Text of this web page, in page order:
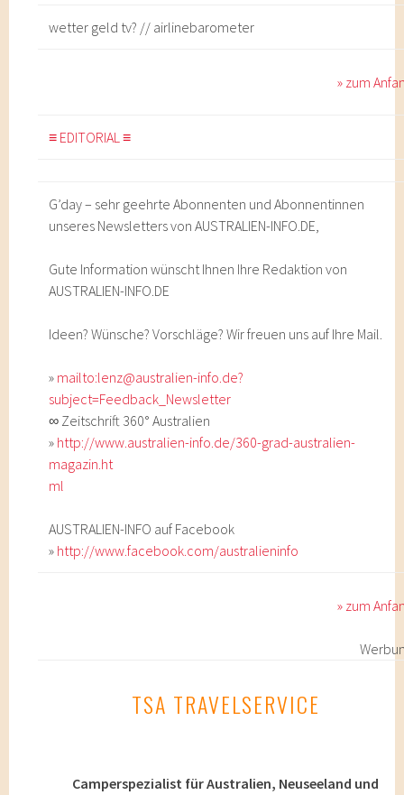
wetter geld tv? // airlinebarometer
» zum
≡ EDITORIAL ≡
G’day – sehr geehrte Abonnenten und Abonnentinnen
unseres Newsletters von AUSTRALIEN-INFO.DE,
Gute Information wünscht Ihnen Ihre Redaktion von
AUSTRALIEN-INFO.DE
Ideen? Wünsche? Vorschläge? Wir freuen uns auf Ihre Mail.
» mailto:lenz@australien-info.de?
subject=Feedback_Newsletter
∞ Zeitschrift 360° Australien
» http://www.australien-info.de/360-grad-australien-
magazin.ht
ml
AUSTRALIEN-INFO auf Facebook
» http://www.facebook.com/australieninfo
» zum
TSA TRAVELSERVICE
Camperspezialist für Australien, Neuseeland und